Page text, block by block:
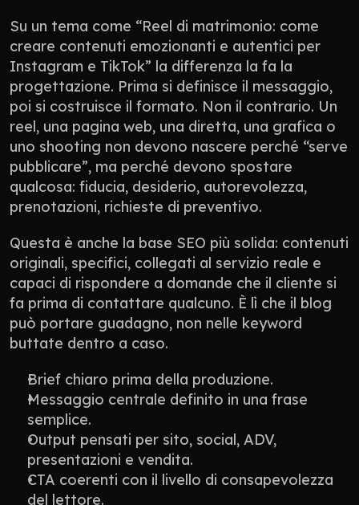
Su un tema come “Reel di matrimonio: come
creare contenuti emozionanti e autentici per
Instagram e TikTok” la differenza la fa la
progettazione. Prima si definisce il messaggio,
poi si costruisce il formato. Non il contrario. Un
reel, una pagina web, una diretta, una grafica o
uno shooting non devono nascere perché “serve
pubblicare”, ma perché devono spostare
qualcosa: fiducia, desiderio, autorevolezza,
prenotazioni, richieste di preventivo.
Questa è anche la base SEO più solida: contenuti
originali, specifici, collegati al servizio reale e
capaci di rispondere a domande che il cliente si
fa prima di contattare qualcuno. È lì che il blog
può portare guadagno, non nelle keyword
buttate dentro a caso.
Brief chiaro prima della produzione.
Messaggio centrale definito in una frase
semplice.
Output pensati per sito, social, ADV,
presentazioni e vendita.
CTA coerenti con il livello di consapevolezza
del lettore.